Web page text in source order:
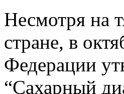
Несмотря на
стране, в
Федерации
“Сахарный